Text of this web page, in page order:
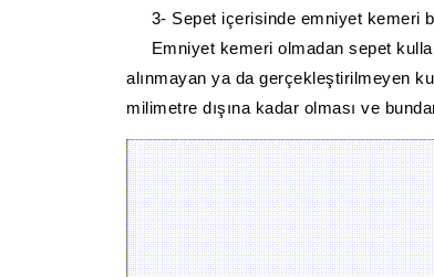
3- Sepet içerisinde emniyet kemeri
Emniyet kemeri olmadan sepet
alınmayan ya da gerçekleştirilmeyen
milimetre dışına kadar olması ve